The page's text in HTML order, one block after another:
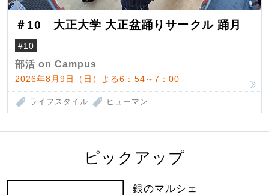
＃10 大正大学 大正盆踊りサークル 踊月
#10
部活 on Campus
2026年8月9日（日）よる6：54～7：00
ライフスタイル ヒューマン
ピックアップ
銀のマルシェ